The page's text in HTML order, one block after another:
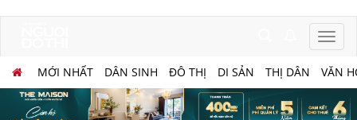
MỚI NHẤT DÂN SINH ĐÔ THỊ DI SẢN THỊ DÂN VĂN